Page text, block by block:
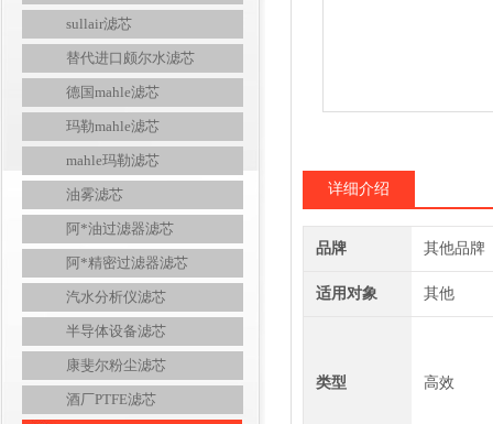
sullair滤芯
替代进口颇尔水滤芯
德国mahle滤芯
玛勒mahle滤芯
mahle玛勒滤芯
油雾滤芯
阿*油过滤器滤芯
阿*精密过滤器滤芯
汽水分析仪滤芯
半导体设备滤芯
康斐尔粉尘滤芯
酒厂PTFE滤芯
详细介绍
品牌 其他品牌
适用对象 其他
类型 高效